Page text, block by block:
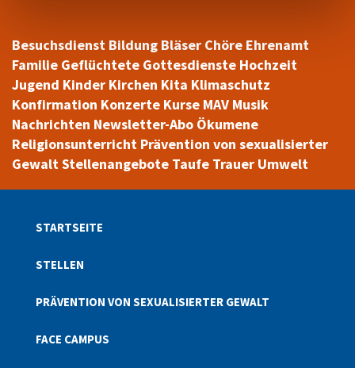
Besuchsdienst Bildung Bläser Chöre Ehrenamt
Familie Geflüchtete Gottesdienste Hochzeit
Jugend Kinder Kirchen Kita Klimaschutz
Konfirmation Konzerte Kurse MAV Musik
Nachrichten Newsletter-Abo Ökumene
Religionsunterricht Prävention von sexualisierter
GewaltStellenangebote Taufe Trauer Umwelt
STARTSEITE
STELLEN
PRÄVENTION VON SEXUALISIERTER GEWALT
FACE CAMPUS